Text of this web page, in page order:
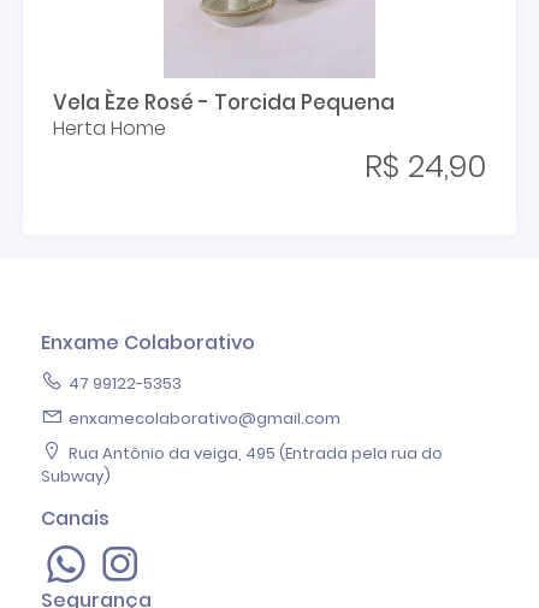
Vela Èze Rosé - Torcida Pequena
Herta Home
R$ 24,90
Enxame Colaborativo
47 99122-5353
enxamecolaborativo@gmail.com
Rua Antônio da veiga, 495 (Entrada pela rua do
Subway)
Canais
Segurança